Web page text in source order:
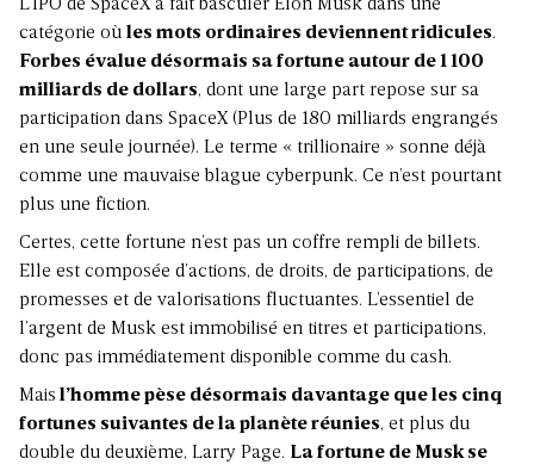
L’IPO de SpaceX a fait basculer Elon Musk dans une
catégorie où les mots ordinaires deviennent ridicules.
Forbes évalue désormais sa fortune autour de 1 100
milliards de dollars, dont une large part repose sur sa
participation dans SpaceX (Plus de 180 milliards engrangés
en une seule journée). Le terme « trillionaire » sonne déjà
comme une mauvaise blague cyberpunk. Ce n’est pourtant
plus une fiction.
Certes, cette fortune n’est pas un coffre rempli de billets.
Elle est composée d’actions, de droits, de participations, de
promesses et de valorisations fluctuantes. L’essentiel de
l’argent de Musk est immobilisé en titres et participations,
donc pas immédiatement disponible comme du cash.
Mais l’homme pèse désormais davantage que les cinq
fortunes suivantes de la planète réunies, et plus du
double du deuxième, Larry Page. La fortune de Musk se